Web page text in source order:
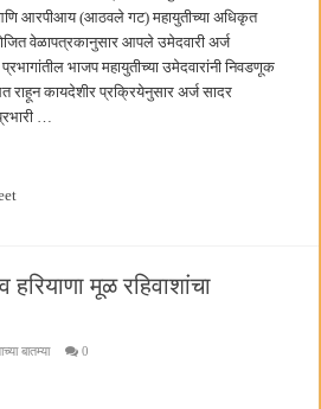
आणि आरपीआय (आठवले गट) महायुतीच्या अधिकृत
वेळापत्रकानुसार आपले उमेदवारी अर्ज
भाजप महायुतीच्या उमेदवारांनी निवडणूक
राहून कायदेशीर प्रक्रियेनुसार अर्ज सादर
…
मूळ रहिवाशांचा
बातम्या 0